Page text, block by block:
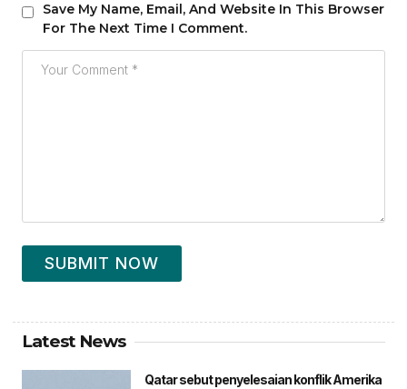
Save My Name, Email, And Website In This Browser
For The Next Time I Comment.
SUBMIT NOW
Latest News
Qatar sebut penyelesaian konflik Amerika